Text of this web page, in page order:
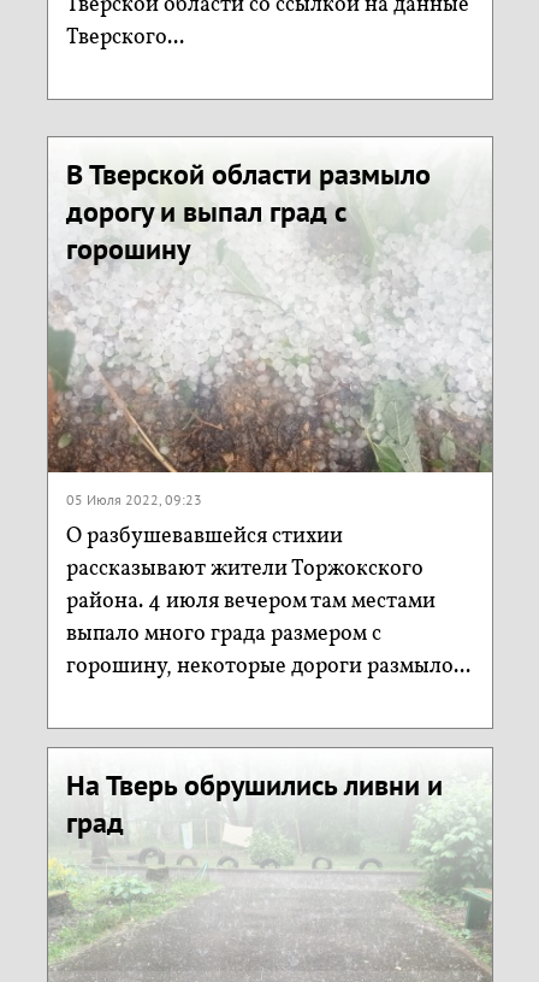
Тверского...
В Тверской области размыло
дорогу и выпал град с
горошину
05 Июля 2022, 09:23
О разбушевавшейся стихии
рассказывают жители Торжокского
района. 4 июля вечером там местами
выпало много града размером с
горошину, некоторые дороги размыло...
На Тверь обрушились ливни и
град